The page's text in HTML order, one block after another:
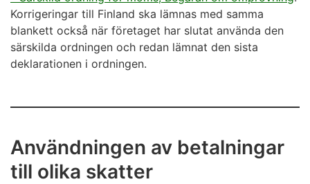
Korrigeringar till Finland ska lämnas med samma
blankett också när företaget har slutat använda den
särskilda ordningen och redan lämnat den sista
deklarationen i ordningen.
Användningen av betalningar
till olika skatter